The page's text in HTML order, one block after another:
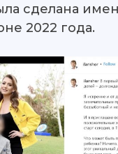
сделана
2022 года.